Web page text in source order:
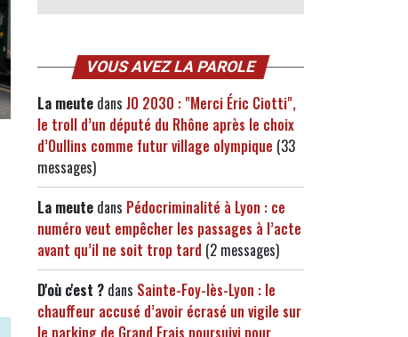
VOUS AVEZ LA PAROLE
La meute dans JO 2030 : "Merci Éric Ciotti",
le troll d’un député du Rhône après le choix
d’Oullins comme futur village olympique (33
messages)
La meute dans Pédocriminalité à Lyon : ce
numéro veut empêcher les passages à l’acte
avant qu’il ne soit trop tard (2 messages)
D'où c'est ? dans Sainte-Foy-lès-Lyon : le
chauffeur accusé d’avoir écrasé un vigile sur
le parking de Grand Frais poursuivi pour